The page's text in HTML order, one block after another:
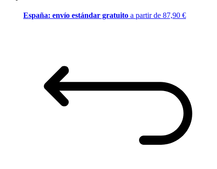
España: envío estándar gratuito a partir de 87,90 €